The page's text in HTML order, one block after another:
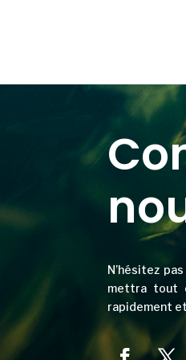
N’hésitez
mettra tout
rapidement